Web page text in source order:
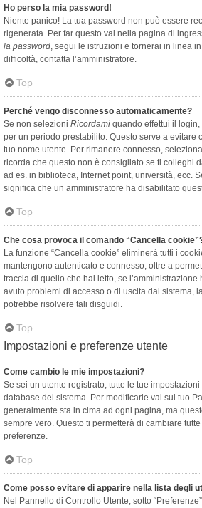
Ho perso la mia password!
Niente panico! La tua password non può essere
rigenerata. Per far questo vai nella pagina di
la password, segui le istruzioni e tornerai in linea
difficoltà, contatta l’amministratore.
Top
Perché vengo disconnesso automaticamente?
Se non selezioni Ricordami quando effettui il
per un periodo prestabilito. Questo serve a evitare
tuo nome utente. Per rimanere connesso,
ricorda che questo non è consigliato se ti colleghi
ad es. in biblioteca, Internet point, università, ecc.
significa che un amministratore ha disabilitato
Top
Che cosa provoca il comando “Cancella
La funzione “Cancella cookie” eliminerà tutti i
mantengono autenticato e connesso, oltre a
traccia di quello che hai letto, se l’amministrazione
avuto problemi di accesso o di uscita dal sistema,
potrebbe risolvere tali disguidi.
Top
Impostazioni e preferenze utente
Come cambio le mie impostazioni?
Se sei un utente registrato, tutte le tue impostazioni
database del sistema. Per modificarle vai sul tuo
generalmente sta in cima ad ogni pagina, ma
sempre vero. Questo ti permetterà di cambiare
preferenze.
Top
Come posso evitare di apparire nella lista degli
Nel Pannello di Controllo Utente, sotto